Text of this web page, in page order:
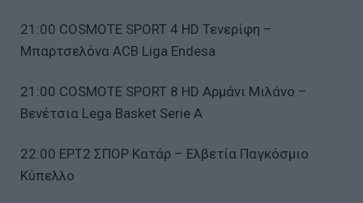
21:00 COSMOTE SPORT 4 HD Τενερίφη –
Μπαρτσελόνα ACB Liga Endesa
21:00 COSMOTE SPORT 8 HD Αρμάνι Μιλάνο –
Βενέτσια Lega Basket Serie A
22:00 ΕΡΤ2 ΣΠΟΡ Κατάρ – Ελβετία Παγκόσμιο
Κύπελλο